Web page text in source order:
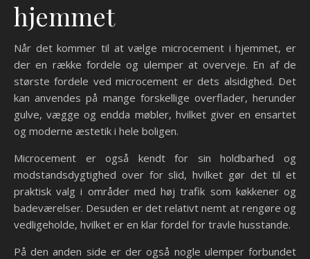
hjemmet
Når det kommer til at vælge microcement i hjemmet, er
der en række fordele og ulemper at overveje. En af de
største fordele ved microcement er dets alsidighed. Det
kan anvendes på mange forskellige overflader, herunder
gulve, vægge og endda møbler, hvilket giver en ensartet
og moderne æstetik i hele boligen.
Microcement er også kendt for sin holdbarhed og
modstandsdygtighed over for slid, hvilket gør det til et
praktisk valg i områder med høj trafik som køkkener og
badeværelser. Desuden er det relativt nemt at rengøre og
vedligeholde, hvilket er en klar fordel for travle husstande.
På den anden side er der også nogle ulemper forbundet